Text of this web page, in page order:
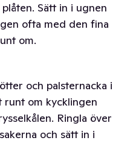
Sätt in i ugnen
ofta med den fina
om.
och palsternacka i
runt om kycklingen
Ringla över
och sätt in i